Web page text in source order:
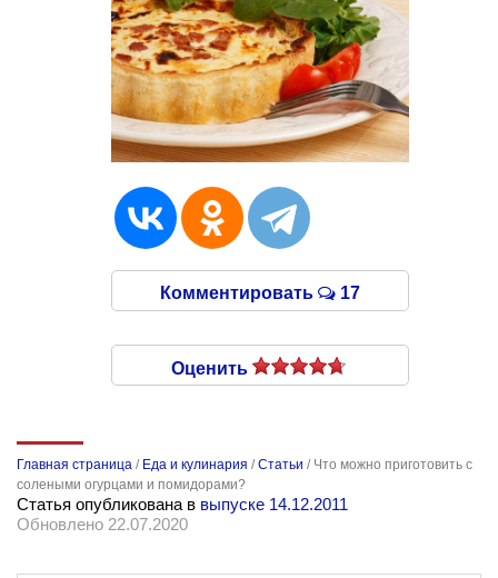
Комментировать 17
Оценить
Главная страница / Еда и кулинария /Статьи / Что можно приготовить с
солеными огурцами и помидорами?
Статья опубликована в выпуске 14.12.2011
Обновлено 22.07.2020